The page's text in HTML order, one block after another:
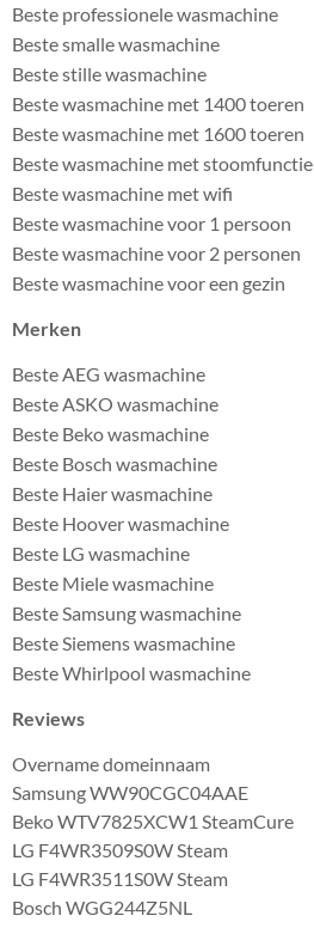
Beste professionele wasmachine
Beste smalle wasmachine
Beste stille wasmachine
Beste wasmachine met 1400 toeren
Beste wasmachine met 1600 toeren
Beste wasmachine met stoomfunctie
Beste wasmachine met wifi
Beste wasmachine voor 1 persoon
Beste wasmachine voor 2 personen
Beste wasmachine voor een gezin
Merken
Beste AEG wasmachine
Beste ASKO wasmachine
Beste Beko wasmachine
Beste Bosch wasmachine
Beste Haier wasmachine
Beste Hoover wasmachine
Beste LG wasmachine
Beste Miele wasmachine
Beste Samsung wasmachine
Beste Siemens wasmachine
Beste Whirlpool wasmachine
Reviews
Overname domeinnaam
Samsung WW90CGC04AAE
Beko WTV7825XCW1 SteamCure
LG F4WR3509S0W Steam
LG F4WR3511S0W Steam
Bosch WGG244Z5NL